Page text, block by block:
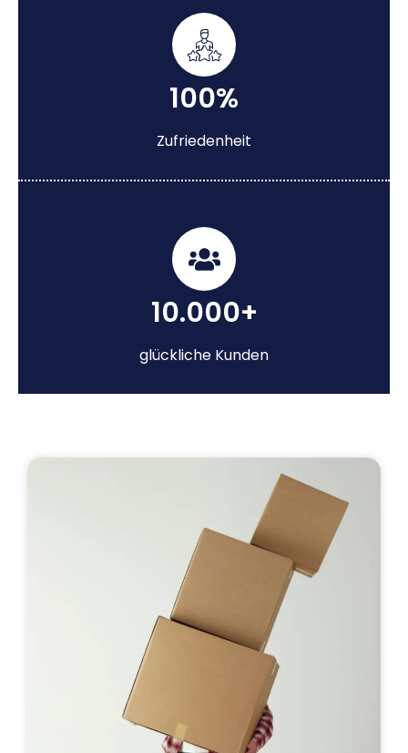
100%
Zufriedenheit
10.000+
glückliche Kunden